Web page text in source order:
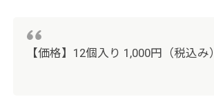
【価格】12個入り 1,000円（税込み）